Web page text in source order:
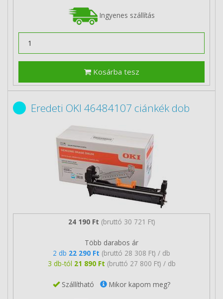
Ingyenes szállítás
Kosárba tesz
Eredeti OKI 46484107 ciánkék dob
24 190 Ft (bruttó 30 721 Ft)
Több darabos ár
2 db 22 290 Ft (bruttó 28 308 Ft) / db
3 db-tól 21 890 Ft (bruttó 27 800 Ft) / db
Szállítható Mikor kapom meg?